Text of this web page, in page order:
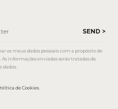
os meus dados pessoais com a propósito de
informações enviadas serão tratadas de
dados.
de Cookies.